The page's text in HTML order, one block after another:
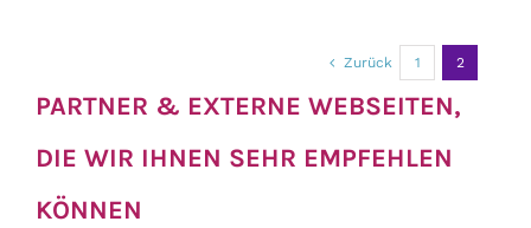
Zurück 1 2
PARTNER & EXTERNE WEBSEITEN,
DIE WIR IHNEN SEHR EMPFEHLEN
KÖNNEN